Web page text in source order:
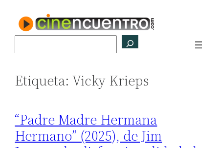
contenido
Etiqueta:Vicky Krieps
“Padre Madre Hermana
Hermano” (2025), de Jim